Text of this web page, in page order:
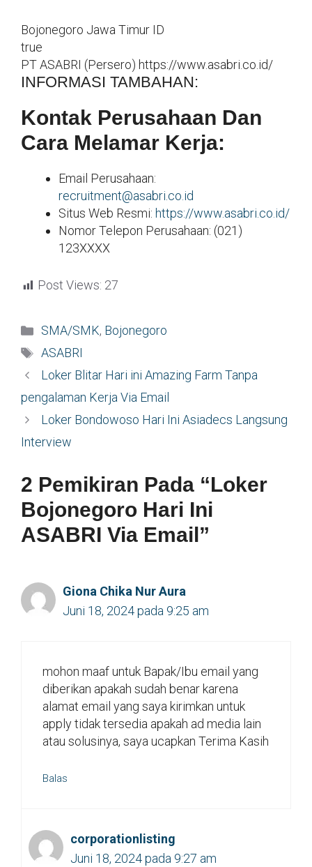
Bojonegoro Jawa Timur ID
true
PT ASABRI (Persero) https://www.asabri.co.id/
INFORMASI TAMBAHAN:
Kontak Perusahaan Dan
Cara Melamar Kerja:
Email Perusahaan:
recruitment@asabri.co.id
Situs Web Resmi: https://www.asabri.co.id/
Nomor Telepon Perusahaan: (021)
123XXXX
Post Views: 27
Kategori
SMA/SMK, Bojonegoro
Tag
ASABRI
Loker Blitar Hari ini Amazing Farm Tanpa
pengalaman Kerja Via Email
Loker Bondowoso Hari Ini Asiadecs Langsung
Interview
2 Pemikiran Pada “Loker
Bojonegoro Hari Ini
ASABRI Via Email”
Giona Chika Nur Aura
Juni 18, 2024 pada 9:25 am
mohon maaf untuk Bapak/Ibu email yang
diberikan apakah sudah benar karena
alamat email yang saya kirimkan untuk
apply tidak tersedia apakah ad media lain
atau solusinya, saya ucapkan Terima Kasih
Balas
corporationlisting
Juni 18, 2024 pada 9:27 am